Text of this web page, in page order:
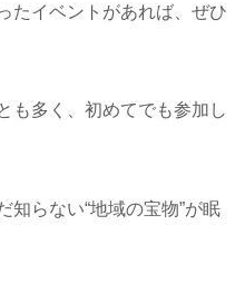
たイベントがあれば、ぜひ
も多く、初めてでも参加し
知らない“地域の宝物”が眠